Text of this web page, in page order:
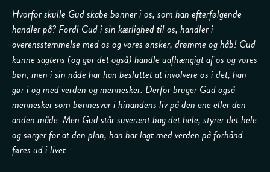
Hvorfor skulle Gud skabe bønner i os, som han efterfølgende
handler på? Fordi Gud i sin kærlighed til os, handler i
overensstemmelse med os og vores ønsker, drømme og håb! Gud
kunne sagtens (og gør det også) handle uafhængigt af os og vores
bøn, men i sin nåde har han besluttet at involvere os i det, han
gør i og med verden og mennesker. Derfor bruger Gud også
mennesker som bønnesvar i hinandens liv på den ene eller den
anden måde. Men Gud står suverænt bag det hele, styrer det hele
og sørger for at den plan, han har lagt med verden på forhånd
føres ud i livet.